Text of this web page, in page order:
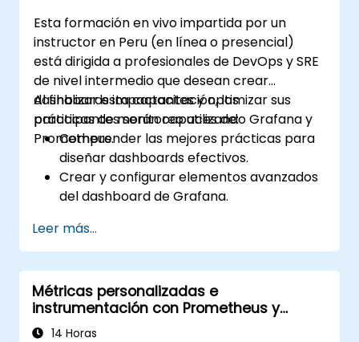
Esta formación en vivo impartida por un
instructor en Peru (en línea o presencial)
está dirigida a profesionales de DevOps y SRE
de nivel intermedio que desean crear
dashboards impactantes y optimizar sus
prácticas de monitoreo utilizando Grafana y
Prometheus.
Al finalizar esta capacitación, los
participantes serán capaces de:
Comprender las mejores prácticas para
diseñar dashboards efectivos.
Crear y configurar elementos avanzados
del dashboard de Grafana.
para crear dashboards dinámicos y
reutilizables.
Implementar mecanismos de alerta para
mejorar la conciencia operativa.
Leer más...
Métricas personalizadas e
instrumentación con Prometheus y
Grafana
14 Horas